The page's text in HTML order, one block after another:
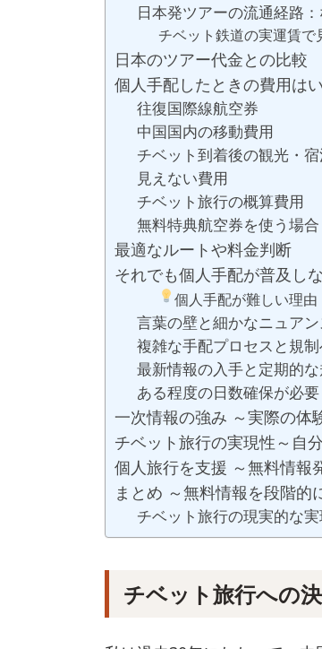
日本発ツアーの流通経路
チベット鉄道の実運賃で
日本のツアー代金との比較
個人手配したときの費用は
往復国際線航空券
中国国内の移動費用
チベット到着後の観光・
見えない費用
チベット旅行の概算費用
無料特典航空券を使う場合
最適なルートや料金判断
それでも個人手配が普及し
個人手配が難しい理由
言葉の壁と細かなニュア
複雑な手配プロセスと規
最新情報の入手と定期的
ある程度の日数確保が必要
一次情報の強み ～実際の体
チベット旅行の実現性～自
個人旅行を支援 ～無料情報
まとめ ～無料情報を段階的
チベット旅行の現実的な
チベット旅行への